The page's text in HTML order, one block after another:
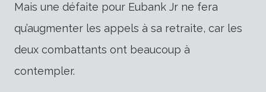
Mais une défaite pour Eubank Jr ne fera
qu’augmenter les appels à sa retraite, car les
deux combattants ont beaucoup à
contempler.